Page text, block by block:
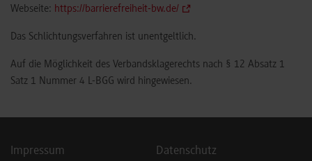
Webseite: https://barrierefreiheit-bw.de/
Das Schlichtungsverfahren ist unentgeltlich.
Auf die Möglichkeit des Verbandsklagerechts nach § 12 Absatz 1
Satz 1 Nummer 4 L-BGG wird hingewiesen.
Impressum Datenschutz